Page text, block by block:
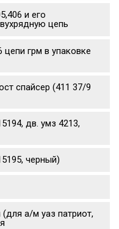
и его
цепь
цепи грм в упаковке
спайсер (411 37/9
дв. умз 4213,
черный)
а/м уаз патриот,